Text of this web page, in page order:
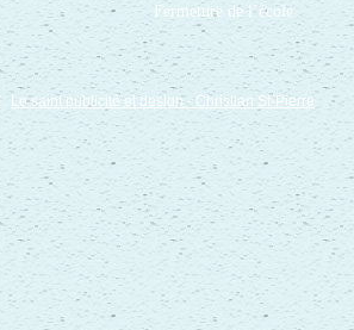
Fermeture de l’école
: Le saint publicité et design- Christian St-Pierre